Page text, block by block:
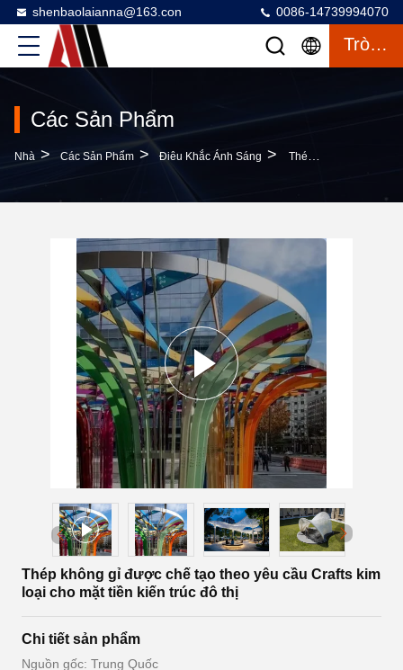
shenbaolaianna@163.con 0086-14739994070
Trò Chuyện
Các Sản Phẩm
Nhà > Các Sản Phẩm > Điêu Khắc Ánh Sáng > Thép Không Gỉ Được Chế Tạo Theo Yêu Cầu Crafts Kim Loại Cho Mặt Tiền Kiến Trúc Đô Thị
Thép không gỉ được chế tạo theo yêu cầu Crafts kim
loại cho mặt tiền kiến trúc đô thị
Chi tiết sản phẩm
Nguồn gốc: Trung Quốc